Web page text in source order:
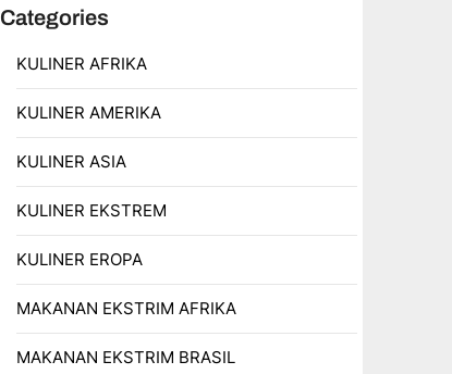
Categories
KULINER AFRIKA
KULINER AMERIKA
KULINER ASIA
KULINER EKSTREM
KULINER EROPA
MAKANAN EKSTRIM AFRIKA
MAKANAN EKSTRIM BRASIL